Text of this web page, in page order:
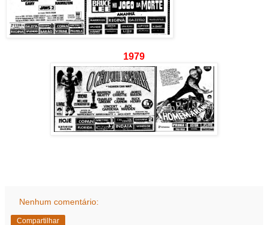
1979
Nenhum comentário:
Compartilhar